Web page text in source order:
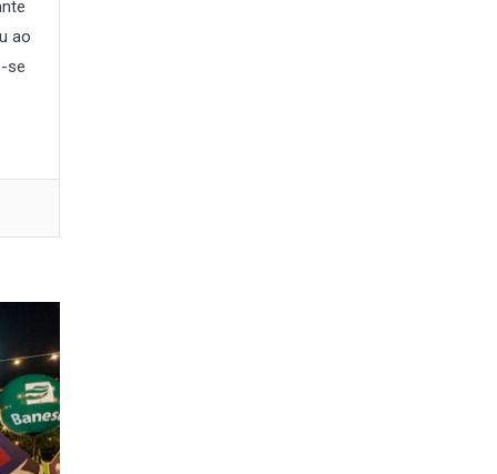
ao
se